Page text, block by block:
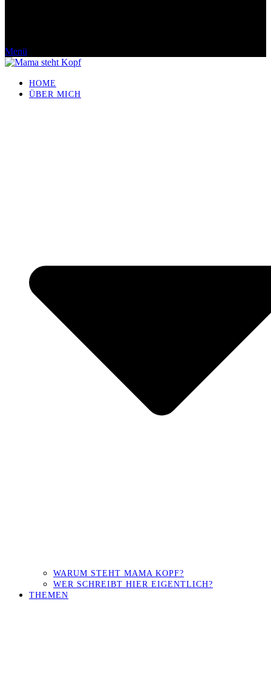
Menü
HOME
ÜBER MICH
WARUM STEHT MAMA KOPF?
WER SCHREIBT HIER EIGENTLICH?
THEMEN